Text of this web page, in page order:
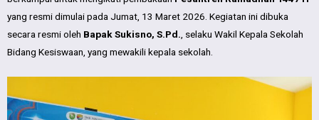
yang resmi dimulai pada Jumat, 13 Maret 2026. Kegiatan ini dibuka
secara resmi oleh Bapak Sukisno, S.Pd., selaku Wakil Kepala Sekolah
Bidang Kesiswaan, yang mewakili kepala sekolah.